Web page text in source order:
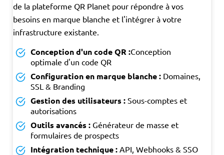
de la plateforme QR Planet pour répondre à vos
besoins en marque blanche et l'intégrer à votre
infrastructure existante.
Conception d'un code QR :Conception
optimale d'un code QR
Configuration en marque blanche : Domaines,
SSL & Branding
Gestion des utilisateurs : Sous-comptes et
autorisations
Outils avancés : Générateur de masse et
formulaires de prospects
Intégration technique : API, Webhooks & SSO